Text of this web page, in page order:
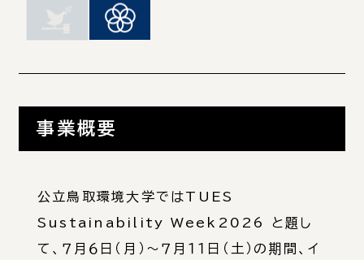
事業概要
公立鳥取環境大学ではTUES
Sustainability Week2026 と題し
て、７月６日（月）～７月１１日（土）の期間、イ